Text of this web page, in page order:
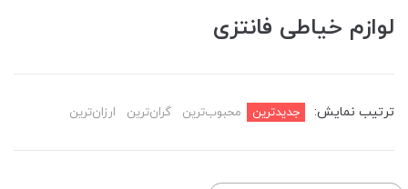
لوازم خیاطی فانتزی
ترتیب نمایش: جدیدترین محبوب‌ترین گران‌ترین ارزان‌ترین